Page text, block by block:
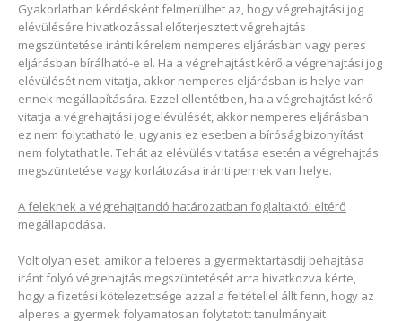
Gyakorlatban kérdésként felmerülhet az, hogy végrehajtási jog
elévülésére hivatkozással előterjesztett végrehajtás
megszüntetése iránti kérelem nemperes eljárásban vagy peres
eljárásban bírálható-e el. Ha a végrehajtást kérő a végrehajtási jog
elévülését nem vitatja, akkor nemperes eljárásban is helye van
ennek megállapítására. Ezzel ellentétben, ha a végrehajtást kérő
vitatja a végrehajtási jog elévülését, akkor nemperes eljárásban
ez nem folytatható le, ugyanis ez esetben a bíróság bizonyítást
nem folytathat le. Tehát az elévülés vitatása esetén a végrehajtás
megszüntetése vagy korlátozása iránti pernek van helye.
A feleknek a végrehajtandó határozatban foglaltaktól eltérő
megállapodása.
Volt olyan eset, amikor a felperes a gyermektartásdíj behajtása
iránt folyó végrehajtás megszüntetését arra hivatkozva kérte,
hogy a fizetési kötelezettsége azzal a feltétellel állt fenn, hogy az
alperes a gyermek folyamatosan folytatott tanulmányait